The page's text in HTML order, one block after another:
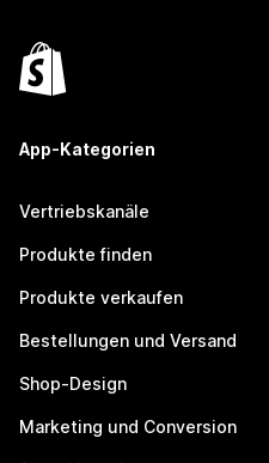
App-Kategorien
Vertriebskanäle
Produkte finden
Produkte verkaufen
Bestellungen und Versand
Shop-Design
Marketing und Conversion